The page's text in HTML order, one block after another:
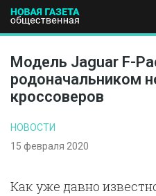
ПОЛИТИКА
Модель Jaguar F-
родоначальником
кроссоверов
НОВОСТИ
15 февраля 2020
Как уже давно